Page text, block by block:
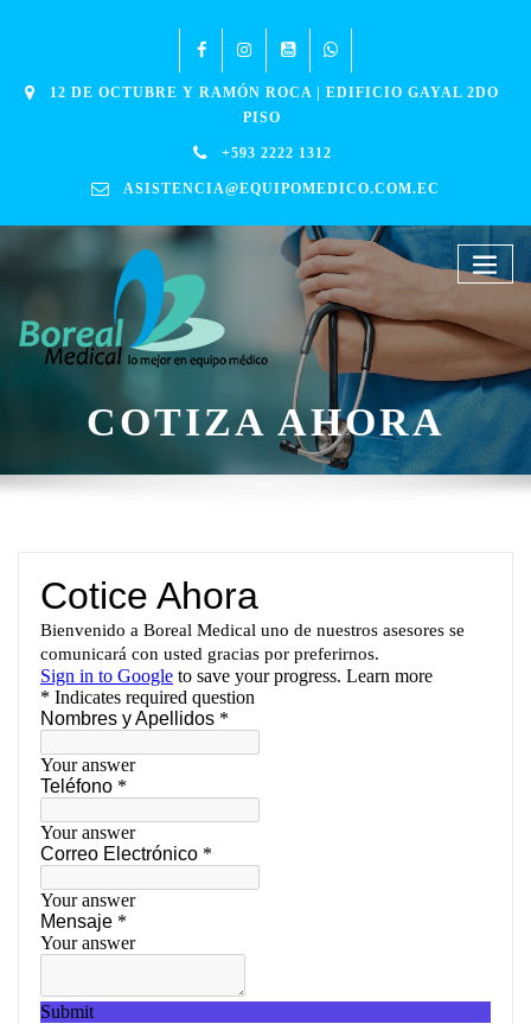
12 DE OCTUBRE Y RAMÓN ROCA | EDIFICIO GAYAL 2DO
PISO
+593 2222 1312
ASISTENCIA@EQUIPOMEDICO.COM.EC
COTIZA AHORA